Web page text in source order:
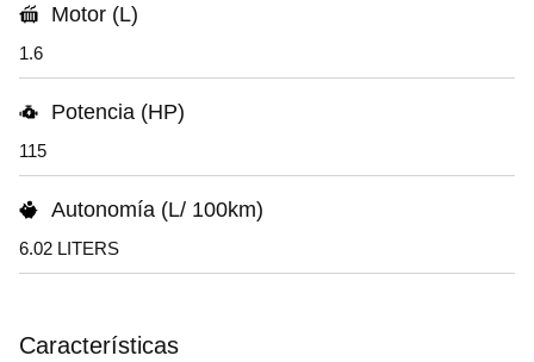
Motor (L)
1.6
Potencia (HP)
115
Autonomía (L/ 100km)
6.02 LITERS
Características